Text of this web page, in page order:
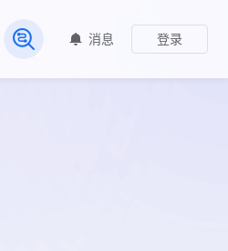
常见问题
消息 登录